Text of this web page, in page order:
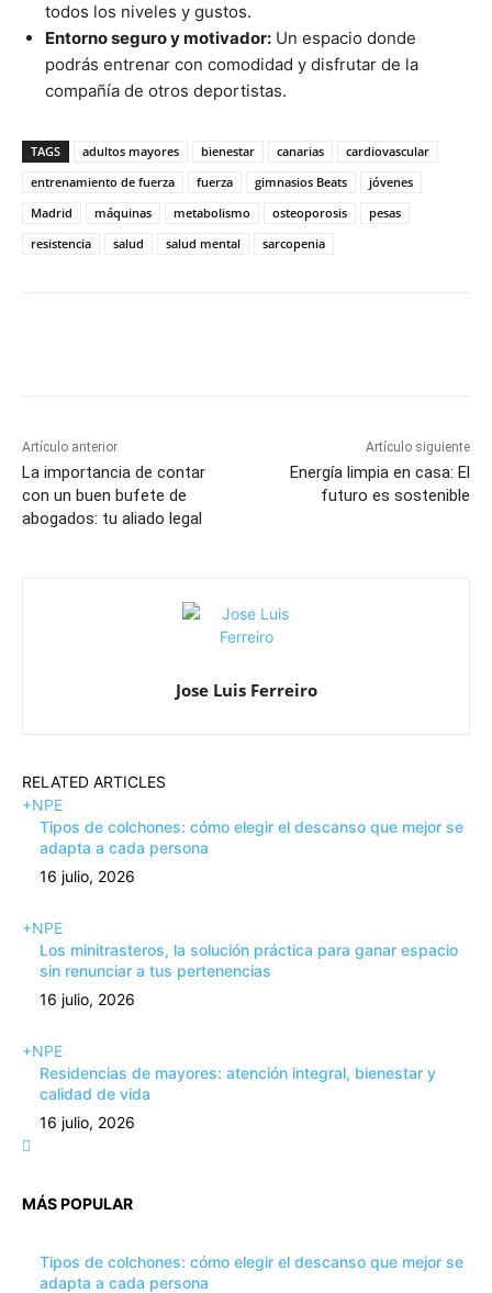
todos los niveles y gustos.
Entorno seguro y motivador: Un espacio donde
podrás entrenar con comodidad y disfrutar de la
compañía de otros deportistas.
TAGS adultos mayores bienestar canarias
cardiovascular
entrenamiento de fuerza
fuerza gimnasios Beats
jóvenes
Madrid
máquinas metabolismo osteoporosis
pesas
resistencia
salud salud mental sarcopenia
Artículo anterior
La importancia de contar
con un buen bufete de
abogados: tu aliado legal
Artículo siguiente
Energía limpia en casa: El
futuro es sostenible
Jose Luis Ferreiro
RELATED ARTICLES
+NPE
Tipos de colchones: cómo elegir el descanso que mejor se
adapta a cada persona
16 julio, 2026
+NPE
Los minitrasteros, la solución práctica para ganar espacio
sin renunciar a tus pertenencias
16 julio, 2026
+NPE
Residencias de mayores: atención integral, bienestar y
calidad de vida
16 julio, 2026
MÁS POPULAR
Tipos de colchones: cómo elegir el descanso que mejor se
adapta a cada persona